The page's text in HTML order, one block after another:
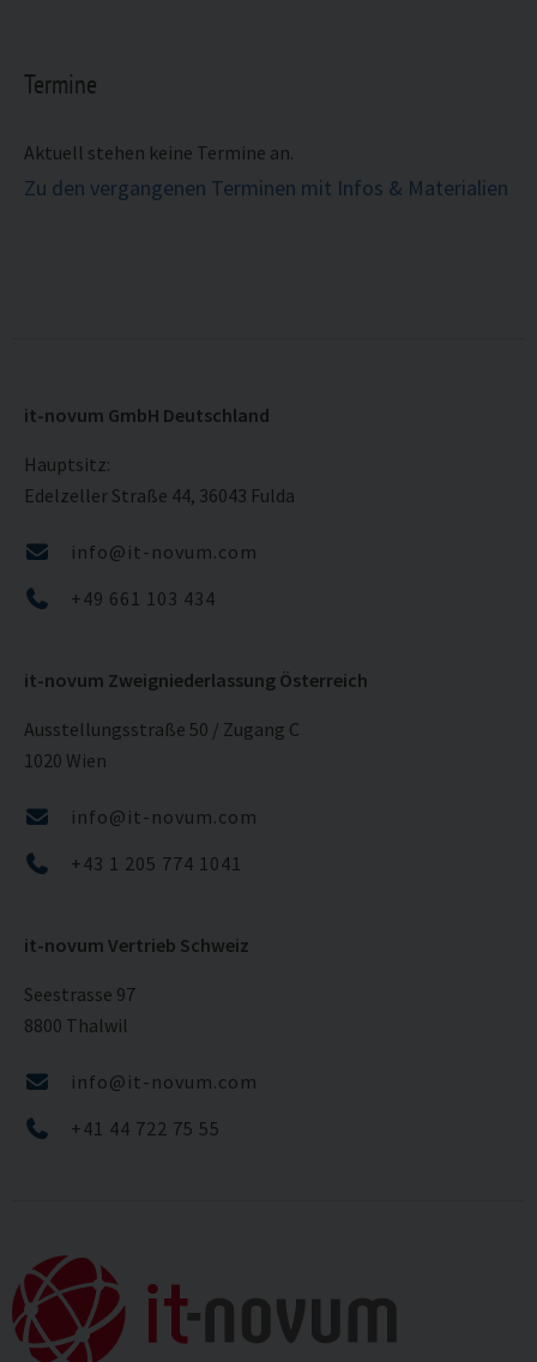
Termine
Aktuell stehen keine Termine an.
Zu den vergangenen Terminen mit Infos & Materialien
it-novum GmbH Deutschland
Hauptsitz:
Edelzeller Straße 44, 36043 Fulda
info@it-novum.com
+49 661 103 434
it-novum Zweigniederlassung Österreich
Ausstellungsstraße 50 / Zugang C
1020 Wien
info@it-novum.com
+43 1 205 774 1041
it-novum Vertrieb Schweiz
Seestrasse 97
8800 Thalwil
info@it-novum.com
+41 44 722 75 55